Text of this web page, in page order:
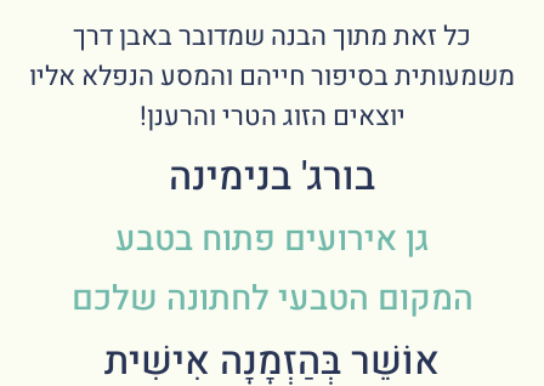
כל זאת מתוך הבנה שמדובר באבן דרך
משמעותית בסיפור חייהם והמסע הנפלא אליו
יוצאים הזוג הטרי והרענן!
בורג' בנימינה
גן אירועים פתוח בטבע
המקום הטבעי לחתונה שלכם
אוֹשֵׁר בְּהַזְמָנָה אִישִׁית